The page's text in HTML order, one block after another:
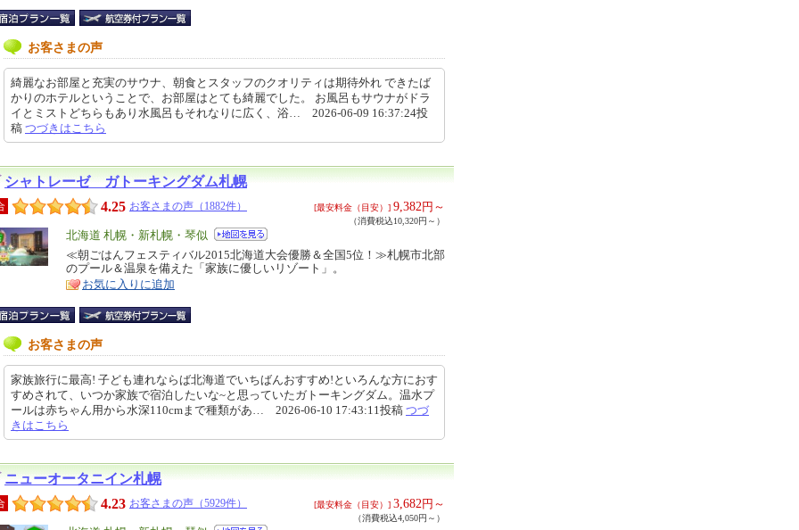
お客さまの声
綺麗なお部屋と充実のサウナ、朝食とスタッフのクオリティは期待外れ できたば
かりのホテルということで、お部屋はとても綺麗でした。 お風呂もサウナがドラ
イとミストどちらもあり水風呂もそれなりに広く、浴… 2026-06-09 16:37:24投
稿 つづきはこちら
シャトレーゼ ガトーキングダム札幌
4.25 お客さまの声（1882件） [最安料金（目安）] 9,382 円～
（消費税込10,320円～）
エ
リ
ア
北海道 札幌・新札幌・琴似
特
徴
≪朝ごはんフェスティバル2015北海道大会優勝＆全国5位！≫札幌市北部
のプール＆温泉を備えた「家族に優しいリゾート」。
お気に入りに追加
お客さまの声
家族旅行に最高! 子ども連れならば北海道でいちばんおすすめ!といろんな方におす
すめされて、いつか家族で宿泊したいな~と思っていたガトーキングダム。温水プ
ールは赤ちゃん用から水深110cmまで種類があ… 2026-06-10 17:43:11投稿 つづ
きはこちら
ニューオータニイン札幌
4.23 お客さまの声（5929件） [最安料金（目安）] 3,682 円～
（消費税込4,050円～）